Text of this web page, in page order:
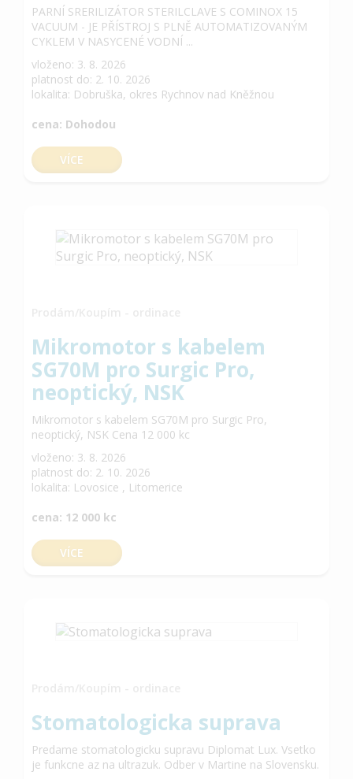
PARNÍ SRERILIZÁTOR STERILCLAVE S COMINOX 15
VACUUM - JE PŘÍSTROJ S PLNĚ AUTOMATIZOVANÝM
CYKLEM V NASYCENÉ VODNÍ ...
vloženo: 3. 8. 2026
platnost do: 2. 10. 2026
lokalita: Dobruška, okres Rychnov nad Kněžnou
cena: Dohodou
VÍCE
Mikromotor s kabelem
SG70M pro Surgic Pro,
neoptický, NSK
Mikromotor s kabelem SG70M pro Surgic Pro,
neoptický, NSK Cena 12 000 kc
vloženo: 3. 8. 2026
platnost do: 2. 10. 2026
lokalita: Lovosice , Litomerice
cena: 12 000 kc
VÍCE
Stomatologicka suprava
Predame stomatologicku supravu Diplomat Lux. Vsetko
je funkcne az na ultrazuk. Odber v Martine na Slovensku.